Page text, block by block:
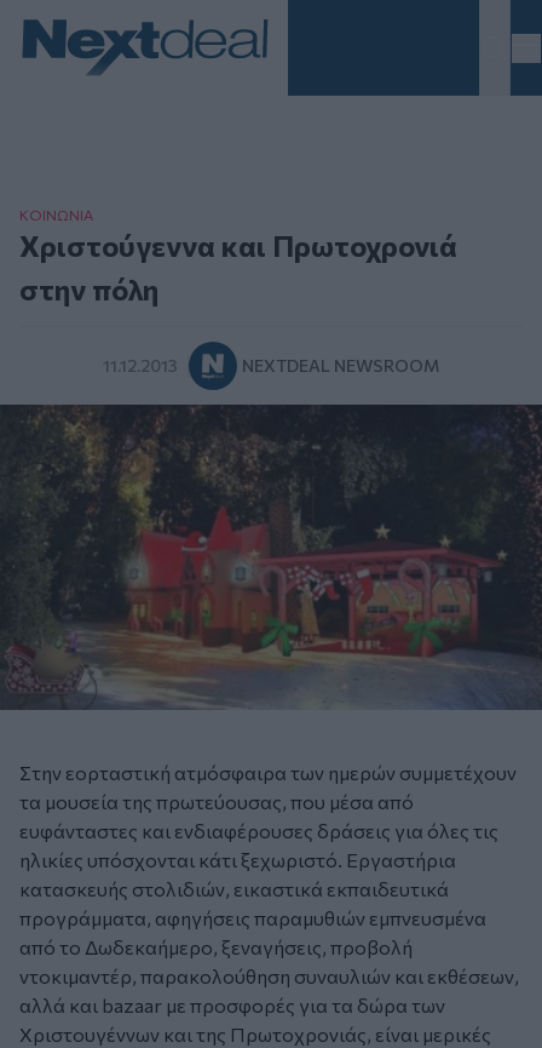
ΚΟΙΝΩΝΙΑ
Χριστούγεννα και Πρωτοχρονιά
στην πόλη
11.12.2013 NEXTDEAL NEWSROOM
Στην εορταστική ατμόσφαιρα των ημερών συμμετέχουν
τα μουσεία της πρωτεύουσας, που μέσα από
ευφάνταστες και ενδιαφέρουσες δράσεις για όλες τις
ηλικίες υπόσχονται κάτι ξεχωριστό. Εργαστήρια
κατασκευής στολιδιών, εικαστικά εκπαιδευτικά
προγράμματα, αφηγήσεις παραμυθιών εμπνευσμένα
από το Δωδεκαήμερο, ξεναγήσεις, προβολή
ντοκιμαντέρ, παρακολούθηση συναυλιών και εκθέσεων,
αλλά και bazaar με προσφορές για τα δώρα των
Χριστουγέννων και της Πρωτοχρονιάς, είναι μερικές